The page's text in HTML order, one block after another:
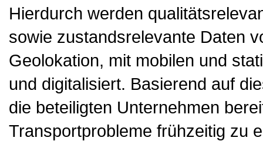
Hierdurch werden
sowie zustandsrelevante Daten
Geolokation, mit mobilen und
und digitalisiert. Basierend auf
die beteiligten Unternehmen
Transportprobleme frühzeitig zu